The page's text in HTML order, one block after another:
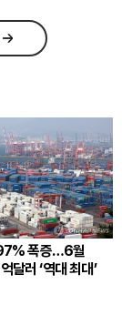
폭증…6월
달러 ‘역대 최대’